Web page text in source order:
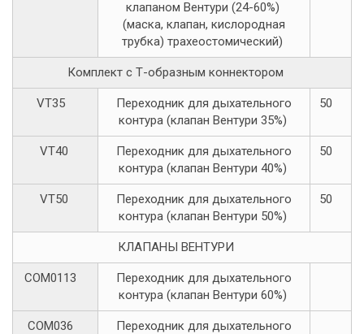
клапаном Вентури (24-60%)
(маска, клапан, кислородная
трубка) трахеостомический)
Комплект с Т-образным коннектором
VT35
Переходник для дыхательного
контура (клапан Вентури 35%)
50
VT40
Переходник для дыхательного
контура (клапан Вентури 40%)
50
VT50
Переходник для дыхательного
контура (клапан Вентури 50%)
50
КЛАПАНЫ ВЕНТУРИ
COM0113
Переходник для дыхательного
контура (клапан Вентури 60%)
COM036
Переходник для дыхательного